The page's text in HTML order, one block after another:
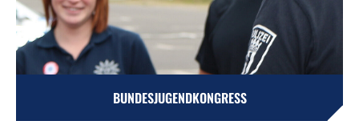
BUNDESJUGENDKONGRESS